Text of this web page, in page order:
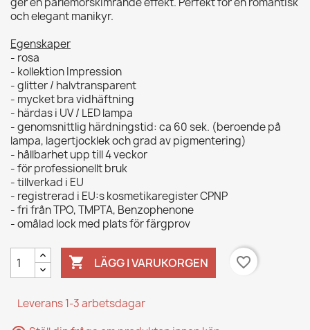
och elegant manikyr.
Egenskaper
- rosa
- kollektion Impression
- glitter / halvtransparent
- mycket bra vidhäftning
- härdas i UV / LED lampa
- genomsnittlig härdningstid: ca 60 sek. (beroende på
lampa, lagertjocklek och grad av pigmentering)
- hållbarhet upp till 4 veckor
- för professionellt bruk
- tillverkad i EU
- registrerad i EU:s kosmetikaregister CPNP
- fri från TPO, TMPTA, Benzophenone
- omålad lock med plats för färgprov
 LÄGG I VARUKORGEN favorite_border
Leverans 1-3 arbetsdagar